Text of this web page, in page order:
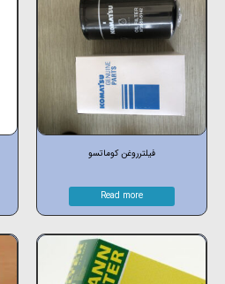
فیلترروغن کوماتسو
Read more